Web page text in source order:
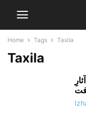
Home Tags Taxila
Taxila